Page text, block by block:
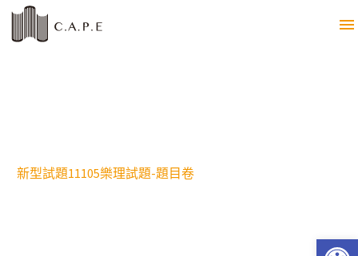
新型試題11105樂理試題-題目卷